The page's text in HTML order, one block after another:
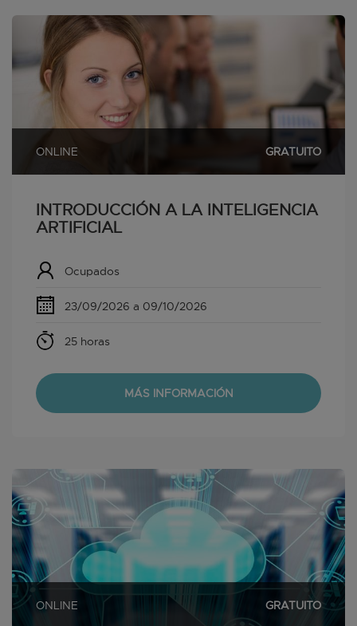
ONLINE GRATUITO
INTRODUCCIÓN A LA INTELIGENCIA
ARTIFICIAL
Ocupados
23/09/2026 a 09/10/2026
25 horas
MÁS INFORMACIÓN
ONLINE GRATUITO